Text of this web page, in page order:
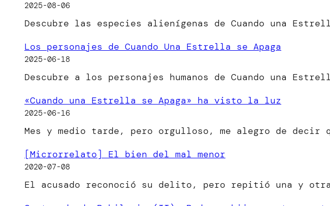
2025-08-06
Descubre las especies alienígenas de Cuando una
Los personajes de Cuando Una Estrella se Apaga
2025-06-18
Descubre a los personajes humanos de Cuando una
«Cuando una Estrella se Apaga» ha visto la luz
2025-06-16
Mes y medio tarde, pero orgulloso, me alegro de
[Microrrelato] El bien del mal menor
2020-07-08
El acusado reconoció su delito, pero repitió una y otra